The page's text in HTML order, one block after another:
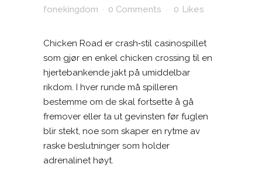
fonekingdom
0 Comments 0 Likes
Chicken Road er crash‑stil casinospillet
som gjør en enkel chicken crossing til en
hjertebankende jakt på umiddelbar
rikdom. I hver runde må spilleren
bestemme om de skal fortsette å gå
fremover eller ta ut gevinsten før fuglen
blir stekt, noe som skaper en rytme av
raske beslutninger som holder
adrenalinet høyt.